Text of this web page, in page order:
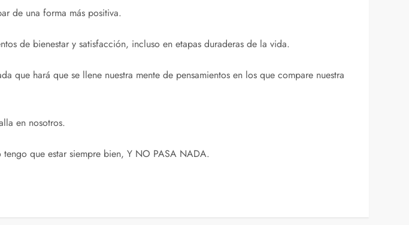
de una forma más positiva.
de bienestar y satisfacción, incluso en etapas duraderas de la vida.
hará que se llene nuestra mente de pensamientos en los que compare nuestra
en nosotros.
que estar siempre bien, Y NO PASA NADA.